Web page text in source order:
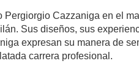
Cazzaniga en el
Sus diseños, sus
expresan su manera de
carrera profesional.